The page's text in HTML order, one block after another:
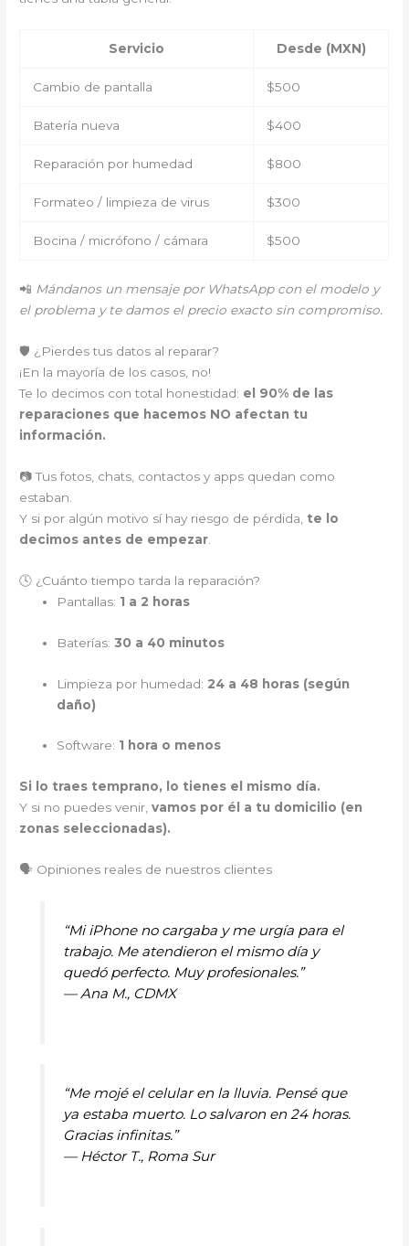
Servicio Desde (MXN)
Cambio de pantalla $500
Batería nueva $400
Reparación por humedad $800
Formateo / limpieza de virus $300
Bocina / micrófono / cámara $500
📲 Mándanos un mensaje por WhatsApp con el modelo y
el problema y te damos el precio exacto sin compromiso.
🛡️ ¿Pierdes tus datos al reparar?
¡En la mayoría de los casos, no!
Te lo decimos con total honestidad: el 90% de las
reparaciones que hacemos NO afectan tu
información.
📷 Tus fotos, chats, contactos y apps quedan como
estaban.
Y si por algún motivo sí hay riesgo de pérdida, te lo
decimos antes de empezar
🕓 ¿Cuánto tiempo tarda la reparación?
Pantallas: 1 a 2 horas
Baterías:30 a 40 minutos
Limpieza por humedad: 24 a 48 horas (según
daño)
Software: 1 hora o menos
Si lo traes temprano, lo tienes el mismo día.
Y si no puedes venir,vamos por él a tu domicilio (en
zonas seleccionadas).
🗣️ Opiniones reales de nuestros clientes
“Mi iPhone no cargaba y me urgía para el
trabajo. Me atendieron el mismo día y
quedó perfecto. Muy profesionales.”
— Ana M., CDMX
“Me mojé el celular en la lluvia. Pensé que
ya estaba muerto. Lo salvaron en 24 horas.
Gracias infinitas.”
— Héctor T., Roma Sur